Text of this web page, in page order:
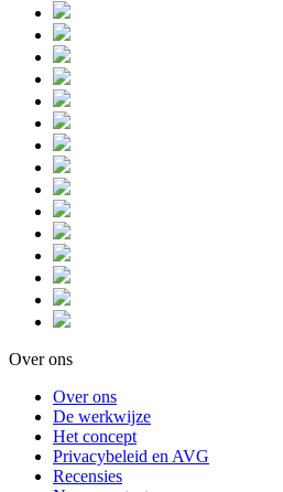
Over ons
Over ons
De werkwijze
Het concept
Privacybeleid en AVG
Recensies